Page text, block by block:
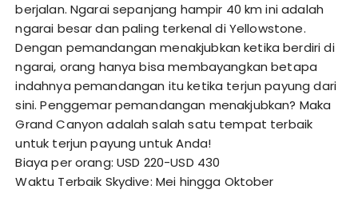
berjalan. Ngarai sepanjang hampir 40 km ini adalah
ngarai besar dan paling terkenal di Yellowstone.
Dengan pemandangan menakjubkan ketika berdiri di
ngarai, orang hanya bisa membayangkan betapa
indahnya pemandangan itu ketika terjun payung dari
sini. Penggemar pemandangan menakjubkan? Maka
Grand Canyon adalah salah satu tempat terbaik
untuk terjun payung untuk Anda!
Biaya per orang: USD 220-USD 430
Waktu Terbaik Skydive: Mei hingga Oktober